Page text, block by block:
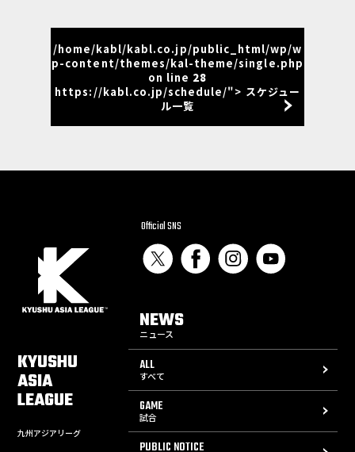
/home/kabl/kabl.co.jp/public_html/wp/w
p-content/themes/kal-theme/single.php
on line 28
https://kabl.co.jp/schedule/"> スケジュー
ル一覧
KYUSHU
ASIA
LEAGUE
九州アジアリーグ
Official SNS
NEWS
ニュース
ALL
すべて
GAME
試合
PUBLIC NOTICE